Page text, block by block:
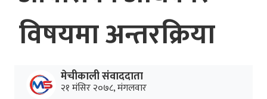
विषयमा अन्तरक्रिया
मेचीकाली संवाददाता
२१ मंसिर २०७८, मंगलवार